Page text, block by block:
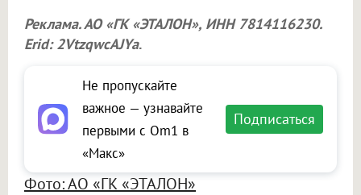
Реклама. АО «ГК «ЭТАЛОН», ИНН 7814116230.
Erid: 2VtzqwcAJYa.
Не пропускайте
важное — узнавайте
первыми с Om1 в
«Макс»
Подписаться
Фото: АО «ГК «ЭТАЛОН»